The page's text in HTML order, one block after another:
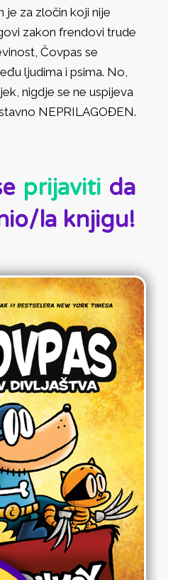
je za zločin koji nije
zakon frendovi trude
Čovpas se
ljudima i psima. No,
nigdje se ne uspijeva
NEPRILAGOĐEN.
prijaviti da
la knjigu!